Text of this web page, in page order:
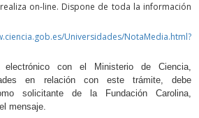
on-line. Dispone de toda la información
Universidades/NotaMedia.html?
con el Ministerio de Ciencia,
en relación con este trámite, debe
solicitante de la Fundación Carolina,
mensaje.